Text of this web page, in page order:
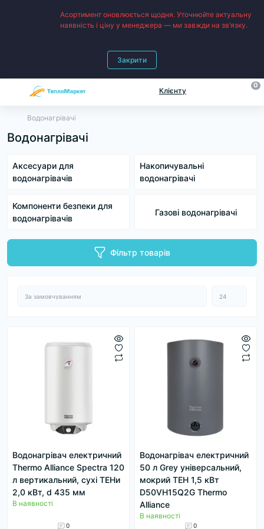
Асортимент оновлюється щодня. Уточнюйте актуальну
наявність і ціну у менеджера — ми завжди на зв’язку.
Закрити
Клієнту
0
Водонагрівачі
Водонагрівачі
Аксесуари для
водонагрівачів
Накопичувальні
водонагрівачі
Компоненти безпеки для
водонагрівачів
Газові водонагрівачі
Фільтр товарів
Водонагрівач електричний
Thermo Alliance Spectra 120
л вертикальний, сухі ТЕНи
2,0 кВт, d 435 мм
В наявності
0
Водонагрівач електричний
50 л Grey універсальний,
мокрий ТЕН 1,5 кВт
D50VH15Q2G Thermo
Alliance
В наявності
0